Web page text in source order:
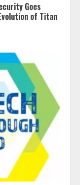
Goes
of Titan